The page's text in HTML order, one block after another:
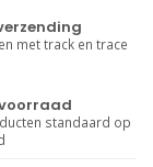
met track en trace
standaard op